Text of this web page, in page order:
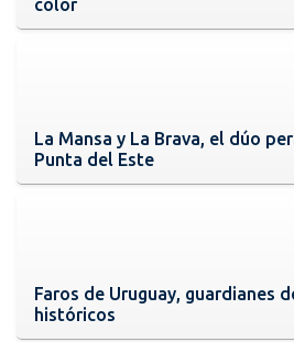
color
La Mansa y La Brava, el dúo
Punta del Este
Faros de Uruguay, guardianes
históricos